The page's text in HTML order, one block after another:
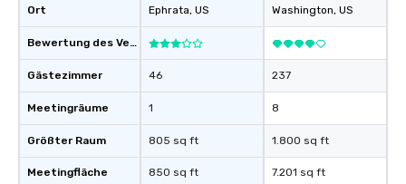
Ort
Bewertung des Veranstaltungsortes
Gästezimmer
Meetingräume
Größter Raum
Meetingfläche
Ephrata, US
46
1
805 sq ft
850 sq ft
Washington, US
237
8
1.800 sq ft
7.201 sq ft